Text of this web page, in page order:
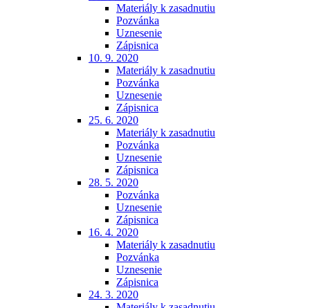
Materiály k zasadnutiu
Pozvánka
Uznesenie
Zápisnica
10. 9. 2020
Materiály k zasadnutiu
Pozvánka
Uznesenie
Zápisnica
25. 6. 2020
Materiály k zasadnutiu
Pozvánka
Uznesenie
Zápisnica
28. 5. 2020
Pozvánka
Uznesenie
Zápisnica
16. 4. 2020
Materiály k zasadnutiu
Pozvánka
Uznesenie
Zápisnica
24. 3. 2020